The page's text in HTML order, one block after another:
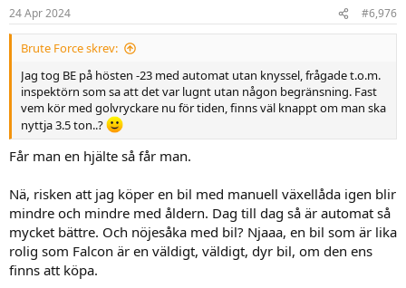
24 Apr 2024 #6,976
Brute Force skrev:
Jag tog BE på hösten -23 med automat utan knyssel, frågade t.o.m.
inspektörn som sa att det var lugnt utan någon begränsning. Fast
vem kör med golvryckare nu för tiden, finns väl knappt om man ska
nyttja 3.5 ton..?
Får man en hjälte så får man.
Nä, risken att jag köper en bil med manuell växellåda igen blir
mindre och mindre med åldern. Dag till dag så är automat så
mycket bättre. Och nöjesåka med bil? Njaaa, en bil som är lika
rolig som Falcon är en väldigt, väldigt, dyr bil, om den ens
finns att köpa.